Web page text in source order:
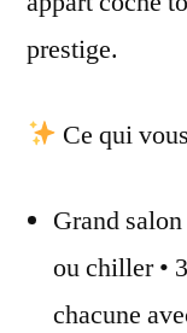
prestige.
Ce qui
Grand
ou chiller •
chacune